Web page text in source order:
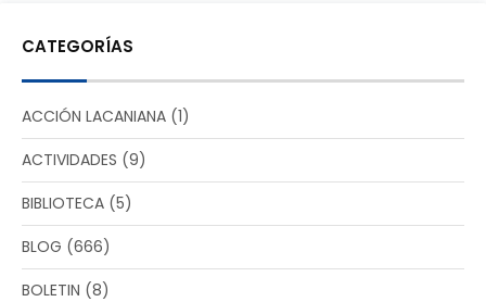
CATEGORÍAS
ACCIÓN LACANIANA (1)
ACTIVIDADES (9)
BIBLIOTECA (5)
BLOG (666)
BOLETIN (8)